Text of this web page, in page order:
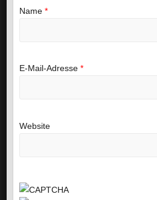
Name *
E-Mail-Adresse *
Website